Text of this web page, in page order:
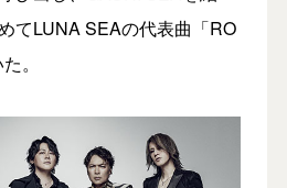
てLUNA SEAの代表曲「RO
。